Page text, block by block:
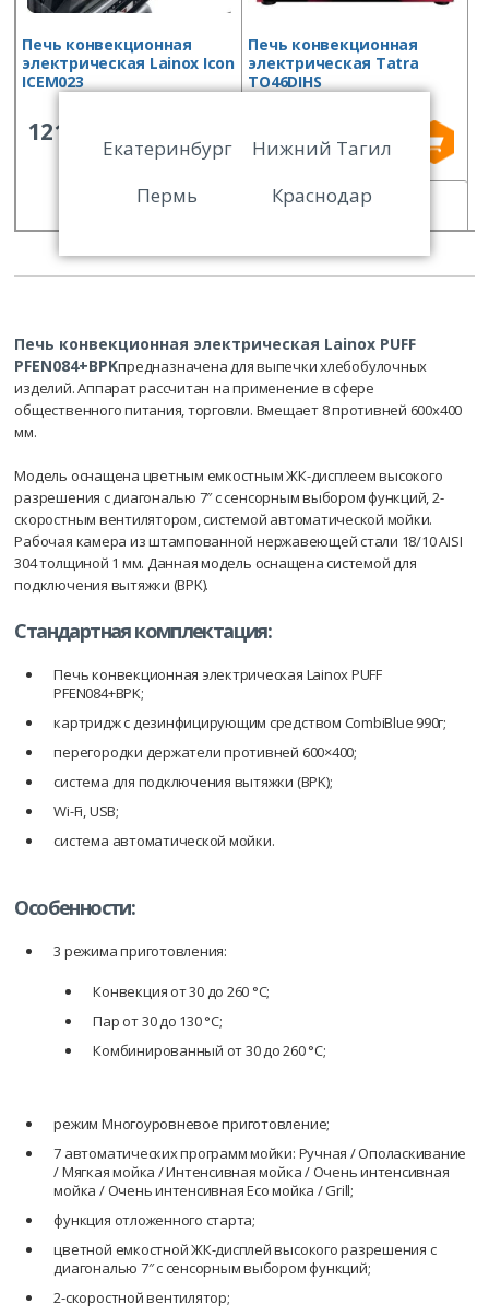
Печь конвекционная
электрическая Lainox Icon
ICEM023
121 267
СРАВНИТЬ
Печь конвекционная
электрическая Tatra
TO46DIHS
Печь конвекционная электрическая Lainox PUFF
PFEN084+BPKпредназначена для выпечки хлебобулочных
изделий. Аппарат рассчитан на применение в сфере
общественного питания, торговли. Вмещает 8 противней 600х400
мм.
Модель оснащена цветным емкостным ЖК-дисплеем высокого
разрешения с диагональю 7″ с сенсорным выбором функций, 2-
скоростным вентилятором, системой автоматической мойки.
Рабочая камера из штампованной нержавеющей стали 18/10 AISI
304 толщиной 1 мм. Данная модель оснащена системой для
подключения вытяжки (BPK).
Стандартная комплектация:
Печь конвекционная электрическая Lainox PUFF
PFEN084+BPK;
картридж с дезинфицирующим средством CombiBlue 990г;
перегородки держатели противней 600×400;
система для подключения вытяжки (BPK);
Wi-Fi, USB;
система автоматической мойки.
Особенности:
3 режима приготовления:
Конвекция от 30 до 260 °С;
Пар от 30 до 130 °С;
Комбинированный от 30 до 260 °С;
режим Многоуровневое приготовление;
7 автоматических программ мойки: Ручная / Ополаскивание
/ Мягкая мойка / Интенсивная мойка / Очень интенсивная
мойка / Очень интенсивная Eco мойка / Grill;
функция отложенного старта;
цветной емкостной ЖК-дисплей высокого разрешения с
диагональю 7″ с сенсорным выбором функций;
2-скоростной вентилятор;
Екатеринбург
Нижний Тагил
Пермь
Краснодар